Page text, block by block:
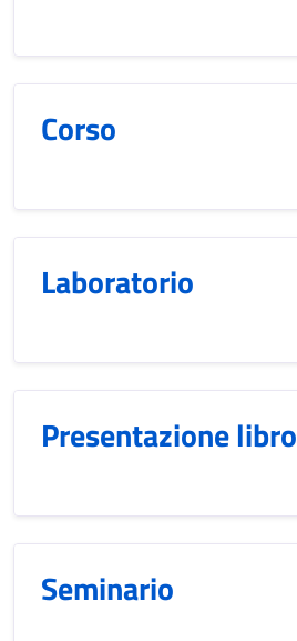
Corso
Laboratorio
Presentazione libro
Seminario